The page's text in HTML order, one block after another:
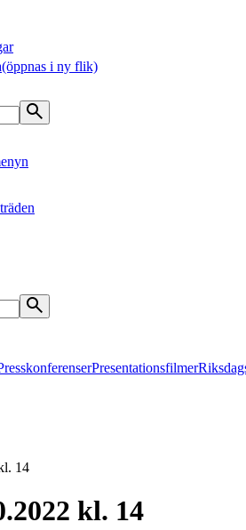
(öppnas i ny flik)
Presentationsfilmer
14
kl. 14